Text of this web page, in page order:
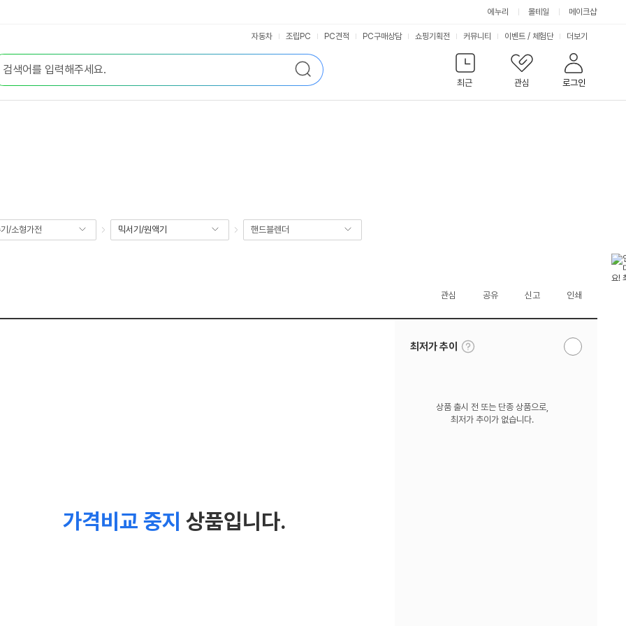
에누리 몰테일 메이크샵
검
색
최근
관심 로그인
자동차 조립PC PC견적 PC구매상담 쇼핑기획전 커뮤니티 이벤트 / 체험단 서
비
스
더보기
/소형가전 믹서기/원액기 핸드블렌더
관심 공유 신고 인쇄
가격비교 중지 상품입니다.
최저가 추이
툴
팁
알
상품 출시 전 또는 단종 상품으로,
최저가 추이가 없습니다.